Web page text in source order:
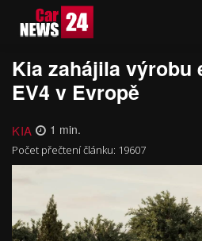
Kia zahájila výrobu
EV4 v Evropě
KIA 1 min.
Počet přečtení článku: 19607